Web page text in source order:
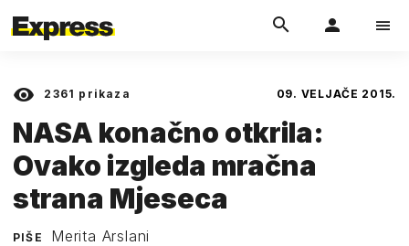
2361 prikaza 09. VELJAČE 2015.
NASA konačno otkrila:
Ovako izgleda mračna
strana Mjeseca
PIŠE Merita Arslani